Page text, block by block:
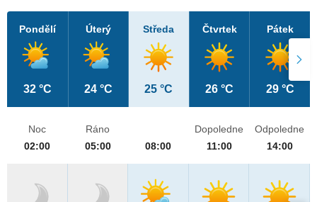
Pondělí
32 °C
Úterý
24 °C
Středa
25 °C
Čtvrtek
26 °C
Pátek
29 °C
Noc
02:00
Ráno
05:00
08:00
Dopoledne
11:00
Odpoledne
14:00